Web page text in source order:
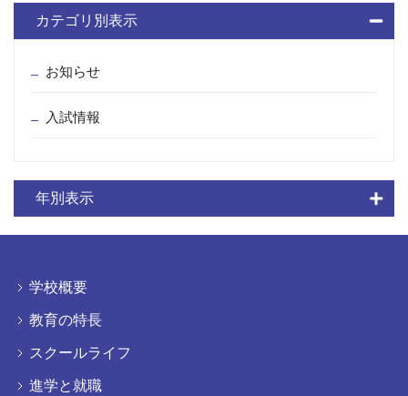
カテゴリ別表示
お知らせ
入試情報
年別表示
学校概要
教育の特長
スクールライフ
進学と就職